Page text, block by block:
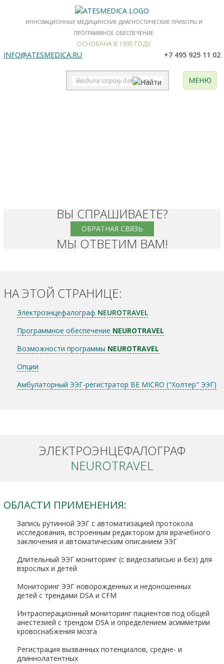
ИННОВАЦИОННЫЕ МЕДИЦИНСКИЕ ДИАГНОСТИЧЕСКИЕ ПРИБОРЫ И
ПРОГРАММНОЕ ОБЕСПЕЧЕНИЕ
ОСНОВАНА В 1995 ГОДУ
INFO@ATESMEDICA.RU +7 495 925 11 02
МЕНЮ
ВЫ СПРАШИВАЕТЕ?
ОБРАТНАЯ СВЯЗЬ
МЫ ОТВЕТИМ ВАМ!
НА ЭТОЙ СТРАНИЦЕ:
Электроэнцефалограф NEUROTRAVEL
Программное обеспечение NEUROTRAVEL
Возможности программы NEUROTRAVEL
Опции
Амбулаторный ЭЭГ-регистратор BE MIСRO ("Холтер" ЭЭГ)
ЭЛЕКТРОЭНЦЕФАЛОГРАФ
NEUROTRAVEL
ОБЛАСТИ ПРИМЕНЕНИЯ:
Запись рутинной ЭЭГ с автоматизацией протокола
исследования, встроенным редактором для врачебного
заключения и автоматическим описанием ЭЭГ
Длительный ЭЭГ мониторинг (с видеозаписью и без) для
взрослых и детей
Мониторинг ЭЭГ новорожденных и недоношенных
детей с трендами DSA и CFM
Интраоперационный мониторинг пациентов под общей
анестезией с трендом DSA и определением асимметрии
кровоснабжения мозга
Регистрация вызванных потенциалов, средне- и
длиннолатентных